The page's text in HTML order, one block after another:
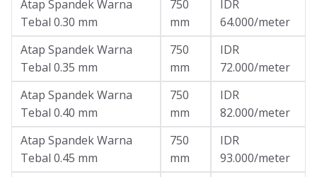
Atap Spandek Warna
Tebal 0.30 mm
750
mm
IDR
64.000/meter
Atap Spandek Warna
Tebal 0.35 mm
750
mm
IDR
72.000/meter
Atap Spandek Warna
Tebal 0.40 mm
750
mm
IDR
82.000/meter
Atap Spandek Warna
Tebal 0.45 mm
750
mm
IDR
93.000/meter